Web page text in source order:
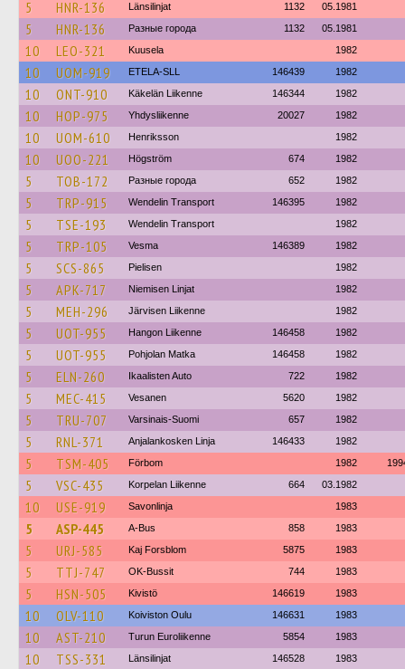
5 HNR-136 Länsilinjat 1132 05.1981
5 HNR-136 Разные города 1132 05.1981
10 LEO-321 Kuusela 1982
10 UOM-919 ETELA-SLL 146439 1982
10 ONT-910 Käkelän Liikenne 146344 1982
10 HOP-975 Yhdysliikenne 20027 1982
10 UOM-610 Henriksson 1982
10 UOO-221 Högström 674 1982
5 TOB-172 Разные города 652 1982
5 TRP-915 Wendelin Transport 146395 1982
5 TSE-193 Wendelin Transport 1982
5 TRP-105 Vesma 146389 1982
5 SCS-865 Pielisen 1982
5 APK-717 Niemisen Linjat 1982
5 MEH-296 Järvisen Liikenne 1982
5 UOT-955 Hangon Liikenne 146458 1982
5 UOT-955 Pohjolan Matka 146458 1982
5 ELN-260 Ikaalisten Auto 722 1982
5 MEC-415 Vesanen 5620 1982
5 TRU-707 Varsinais-Suomi 657 1982
5 RNL-371 Anjalankosken Linja 146433 1982
5 TSM-405 Förbom 1982
5 VSC-435 Korpelan Liikenne 664 03.1982
10 USE-919 Savonlinja 1983
5 ASP-445 A-Bus 858 1983
5 URJ-585 Kaj Forsblom 5875 1983
5 TTJ-747 OK-Bussit 744 1983
5 HSN-505 Kivistö 146619 1983
10 OLV-110 Koiviston Oulu 146631 1983
10 AST-210 Turun Euroliikenne 5854 1983
10 TSS-331 Länsilinjat 146528 1983